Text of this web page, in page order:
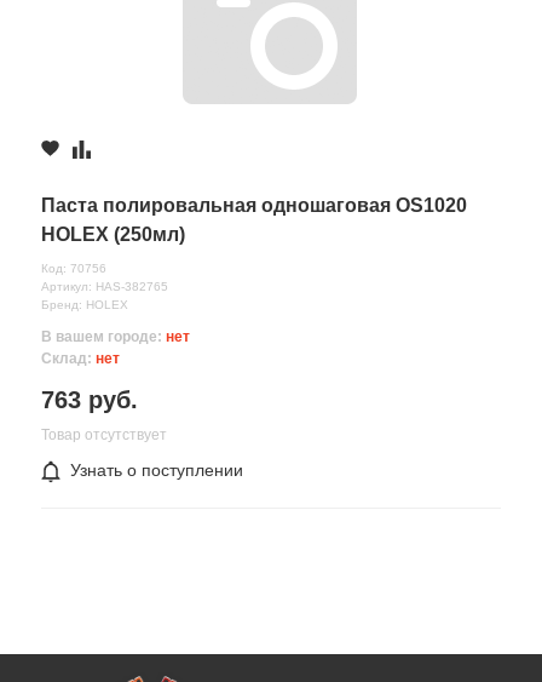
Паста полировальная одношаговая OS1020
HOLEX (250мл)
Код: 70756
Артикул: HAS-382765
Бренд: HOLEX
В вашем городе: нет
Склад: нет
763 руб.
Товар отсутствует
Узнать о поступлении